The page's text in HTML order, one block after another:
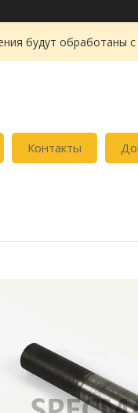
будут обработаны
Контакты